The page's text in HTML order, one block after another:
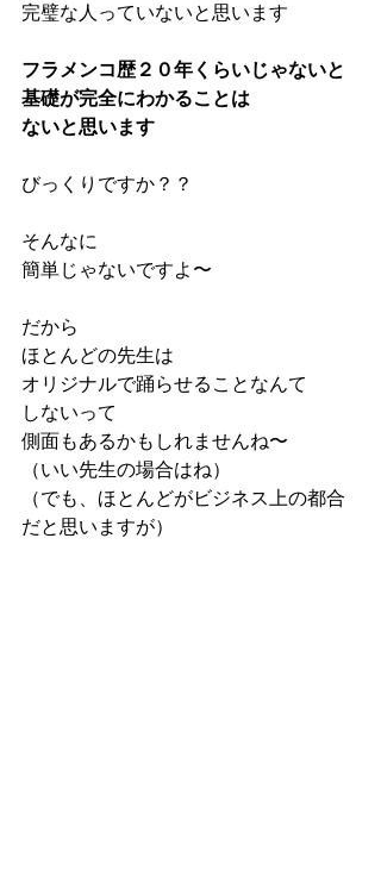
完璧な人っていないと思います
フラメンコ歴２０年くらいじゃないと
基礎が完全にわかることは
ないと思います
びっくりですか？？
そんなに
簡単じゃないですよ〜
だから
ほとんどの先生は
オリジナルで踊らせることなんて
しないって
側面もあるかもしれませんね〜
（いい先生の場合はね）
（でも、ほとんどがビジネス上の都合
だと思いますが）